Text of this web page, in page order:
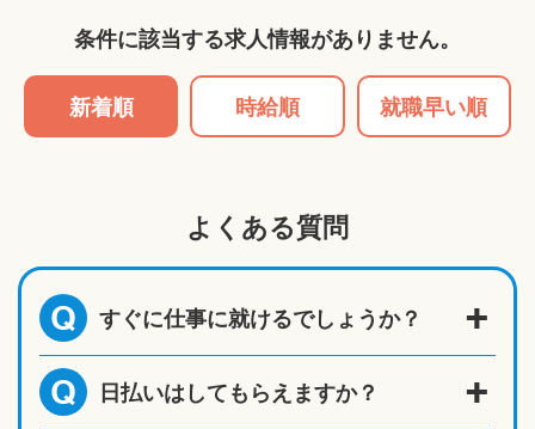
条件に該当する求人情報がありません。
新着順 時給順 就職早い順
よくある質問
Q すぐに仕事に就けるでしょうか？
Q 日払いはしてもらえますか？